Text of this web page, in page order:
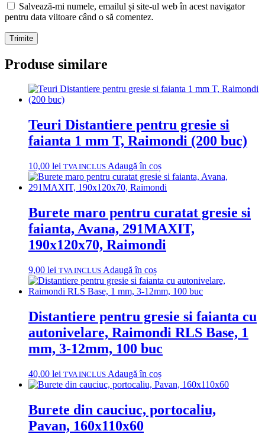
Salvează-mi numele, emailul și site-ul web în acest navigator
pentru data viitoare când o să comentez.
Produse similare
Teuri Distantiere pentru gresie si
faianta 1 mm T, Raimondi (200 buc)
10,00 lei TVA INCLUS Adaugă în coș
Burete maro pentru curatat gresie si
faianta, Avana, 291MAXIT,
190x120x70, Raimondi
9,00 lei TVA INCLUS Adaugă în coș
Distantiere pentru gresie si faianta cu
autonivelare, Raimondi RLS Base, 1
mm, 3-12mm, 100 buc
40,00 lei TVA INCLUS Adaugă în coș
Burete din cauciuc, portocaliu,
Pavan, 160x110x60